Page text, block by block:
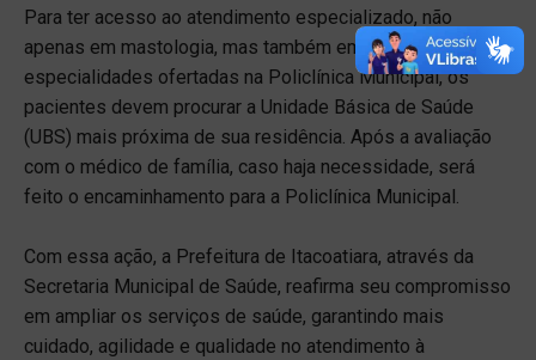
Para ter acesso ao atendimento especializado, não
apenas em mastologia, mas também em outras
especialidades ofertadas na Policlínica Municipal, os
pacientes devem procurar a Unidade Básica de Saúde
(UBS) mais próxima de sua residência. Após a avaliação
com o médico de família, caso haja necessidade, será
feito o encaminhamento para a Policlínica Municipal.
Com essa ação, a Prefeitura de Itacoatiara, através da
Secretaria Municipal de Saúde, reafirma seu compromisso
em ampliar os serviços de saúde, garantindo mais
cuidado, agilidade e qualidade no atendimento à